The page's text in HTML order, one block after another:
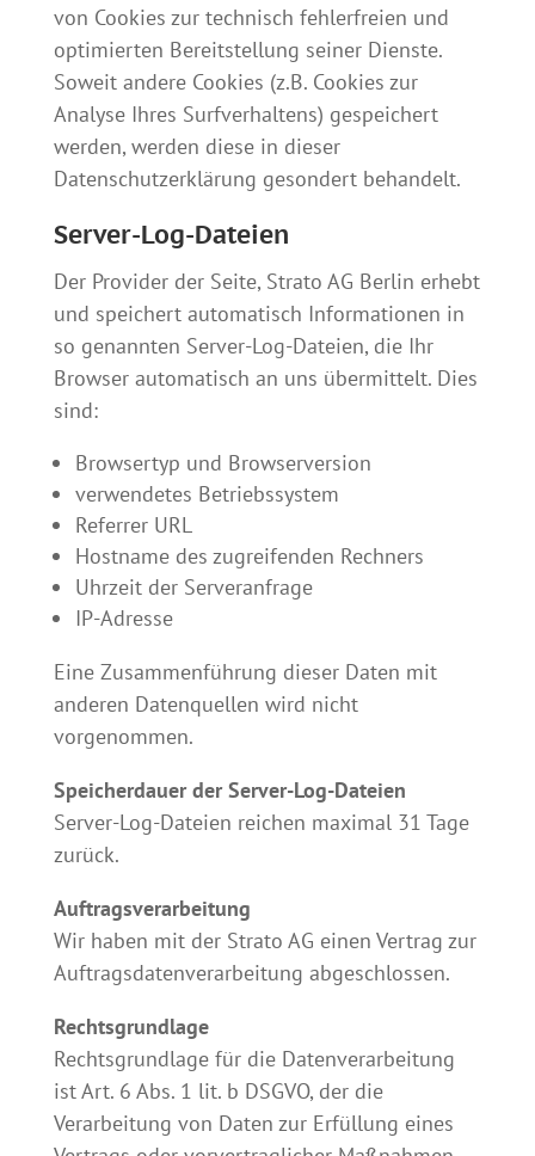
von Cookies zur technisch fehlerfreien und
optimierten Bereitstellung seiner Dienste.
Soweit andere Cookies (z.B. Cookies zur
Analyse Ihres Surfverhaltens) gespeichert
werden, werden diese in dieser
Datenschutzerklärung gesondert behandelt.
Server-Log-Dateien
Der Provider der Seite, Strato AG Berlin erhebt
und speichert automatisch Informationen in
so genannten Server-Log-Dateien, die Ihr
Browser automatisch an uns übermittelt. Dies
sind:
Browsertyp und Browserversion
verwendetes Betriebssystem
Referrer URL
Hostname des zugreifenden Rechners
Uhrzeit der Serveranfrage
IP-Adresse
Eine Zusammenführung dieser Daten mit
anderen Datenquellen wird nicht
vorgenommen.
Speicherdauer der Server-Log-Dateien
Server-Log-Dateien reichen maximal 31 Tage
zurück.
Auftragsverarbeitung
Wir haben mit der Strato AG einen Vertrag zur
Auftragsdatenverarbeitung abgeschlossen.
Rechtsgrundlage
Rechtsgrundlage für die Datenverarbeitung
ist Art. 6 Abs. 1 lit. b DSGVO, der die
Verarbeitung von Daten zur Erfüllung eines